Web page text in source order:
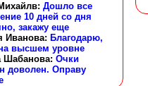
: Дошло все
10 дней со дня
закажу еще
Иванова: Благодарю,
высшем уровне
Шабанова: Очки
доволен. Оправу